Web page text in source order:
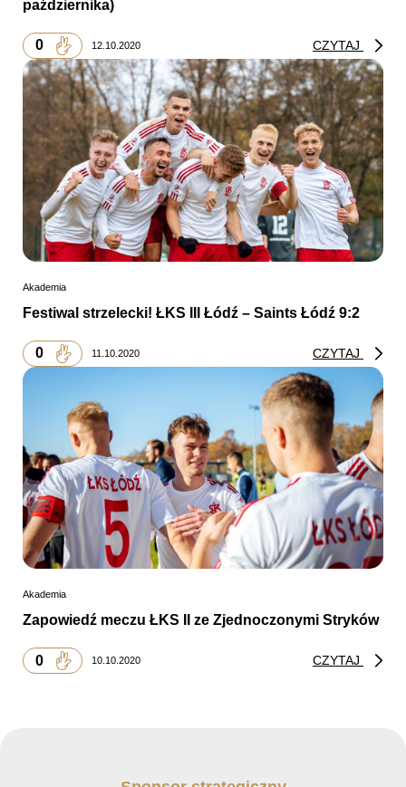
października)
0 12.10.2020 CZYTAJ
Akademia
Festiwal strzelecki! ŁKS III Łódź – Saints Łódź 9:2
0 11.10.2020 CZYTAJ
Akademia
Zapowiedź meczu ŁKS II ze Zjednoczonymi Stryków
0 10.10.2020 CZYTAJ